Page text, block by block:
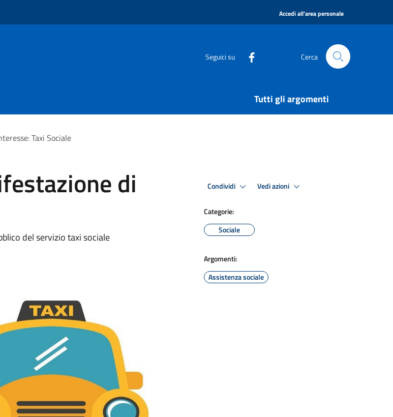
Accedi all'area personale
Seguici su Cerca
Tutti gli argomenti
Taxi Sociale
di
del servizio taxi sociale
Condividi Vedi azioni
Categorie:
Sociale
Argomenti:
Assistenza sociale